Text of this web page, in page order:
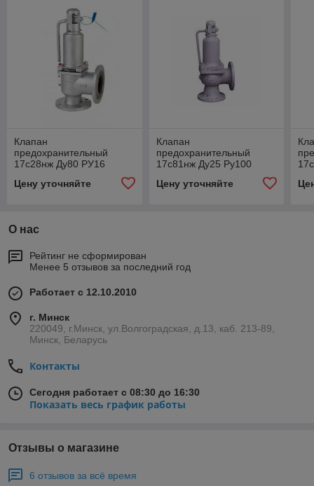
Клапан
предохранительный
17с28нж Ду80 РУ16
Цену уточняйте
Клапан
предохранительный
17с81нж Ду25 Ру100
Цену уточняйте
О нас
Рейтинг не сформирован
Менее 5 отзывов за последний год
Работает с 12.10.2010
г. Минск
220049, г.Минск, ул.Волгоградская, д.13, каб. 213-89,
Минск, Беларусь
Контакты
Сегодня работает с 08:30 до 16:30
Показать весь график работы
Отзывы о магазине
6 отзывов за всё время